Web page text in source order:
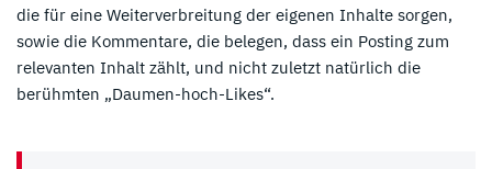
die für eine Weiterverbreitung der eigenen Inhalte sorgen,
sowie die Kommentare, die belegen, dass ein Posting zum
relevanten Inhalt zählt, und nicht zuletzt natürlich die
berühmten „Daumen-hoch-Likes“.